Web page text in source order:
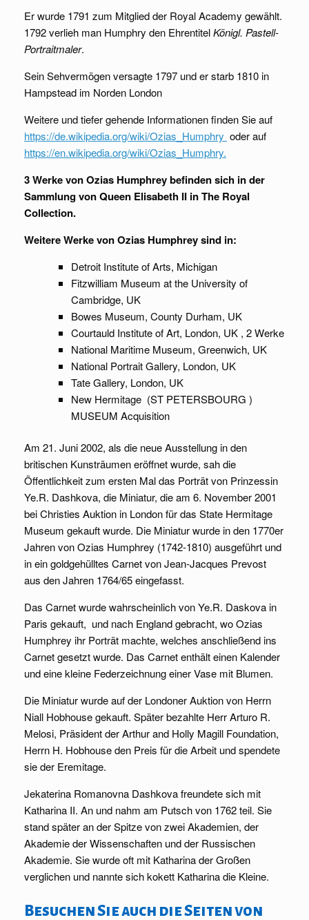
Er wurde 1791 zum Mitglied der Royal Academy gewählt.
1792 verlieh man Humphry den EhrentitelKönigl. Pastell-
Portraitmaler.
Sein Sehvermögen versagte 1797 und er starb 1810 in
Hampstead im Norden London
Weitere und tiefer gehende Informationen finden Sie auf
https://de.wikipedia.org/wiki/Ozias_Humphry oder auf
https://en.wikipedia.org/wiki/Ozias_Humphry.
3 Werke von Ozias Humphrey befinden sich in der
Sammlung von Queen Elisabeth II in The Royal
Collection.
Weitere Werke von Ozias Humphrey sind in:
Detroit Institute of Arts, Michigan
Fitzwilliam Museum at the University of
Cambridge, UK
Bowes Museum, County Durham, UK
Courtauld Institute of Art, London, UK , 2 Werke
National Maritime Museum, Greenwich, UK
National Portrait Gallery, London, UK
Tate Gallery, London, UK
New Hermitage (ST PETERSBOURG )
MUSEUM Acquisition
Am 21. Juni 2002, als die neue Ausstellung in den
britischen Kunsträumen eröffnet wurde, sah die
Öffentlichkeit zum ersten Mal das Porträt von Prinzessin
Ye.R. Dashkova, die Miniatur, die am 6. November 2001
bei Christies Auktion in London für das State Hermitage
Museum gekauft wurde. Die Miniatur wurde in den 1770er
Jahren von Ozias Humphrey (1742-1810) ausgeführt und
in ein goldgehülltes Carnet von Jean-Jacques Prevost
aus den Jahren 1764/65 eingefasst.
Das Carnet wurde wahrscheinlich von Ye.R. Daskova in
Paris gekauft, und nach England gebracht, wo Ozias
Humphrey ihr Porträt machte, welches anschließend ins
Carnet gesetzt wurde. Das Carnet enthält einen Kalender
und eine kleine Federzeichnung einer Vase mit Blumen.
Die Miniatur wurde auf der Londoner Auktion von Herrn
Niall Hobhouse gekauft. Später bezahlte Herr Arturo R.
Melosi, Präsident der Arthur and Holly Magill Foundation,
Herrn H. Hobhouse den Preis für die Arbeit und spendete
sie der Eremitage.
Jekaterina Romanovna Dashkova freundete sich mit
Katharina II. An und nahm am Putsch von 1762 teil. Sie
stand später an der Spitze von zwei Akademien, der
Akademie der Wissenschaften und der Russischen
Akademie. Sie wurde oft mit Katharina der Großen
verglichen und nannte sich kokett Katharina die Kleine.
Besuchen Sie auch die Seiten von